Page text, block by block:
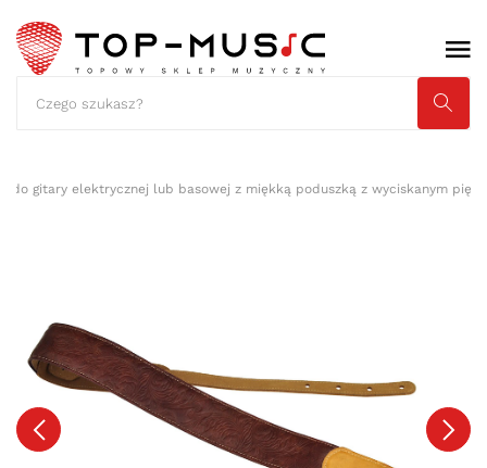
do gitary elektrycznej lub basowej z miękką poduszką z wyciskanym